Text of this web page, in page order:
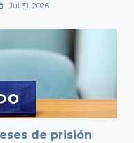
Jul 31, 2026
de prisión